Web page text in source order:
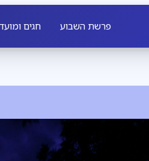
פרשת השבוע חגים